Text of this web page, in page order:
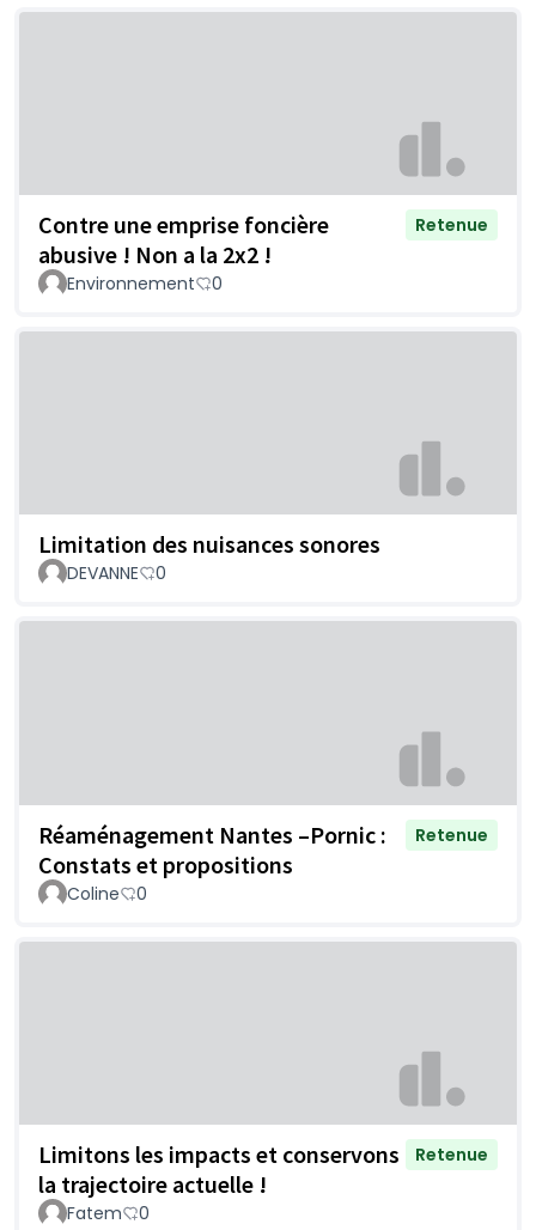
Contre une emprise foncière
abusive ! Non a la 2x2 !
Retenue
Environnement 0
Limitation des nuisances sonores
DEVANNE 0
Réaménagement Nantes –Pornic :
Constats et propositions
Retenue
Coline 0
Limitons les impacts et conservons
la trajectoire actuelle !
Retenue
Fatem 0